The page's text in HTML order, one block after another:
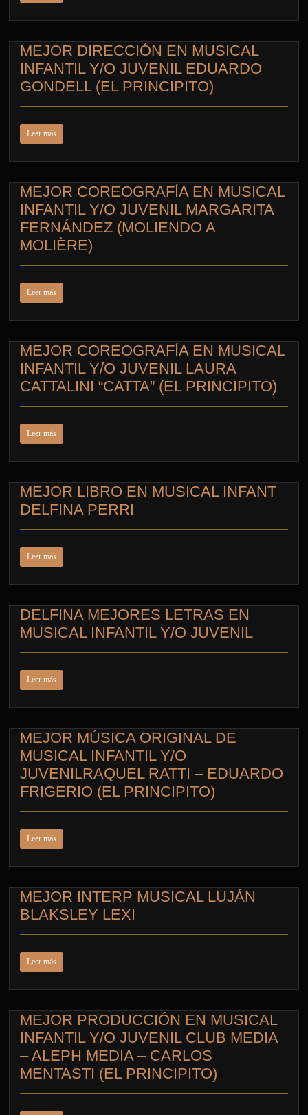
MEJOR DIRECCIÓN EN MUSICAL
INFANTIL Y/O JUVENIL EDUARDO
GONDELL (EL PRINCIPITO)
Leer más
MEJOR COREOGRAFÍA EN MUSICAL
INFANTIL Y/O JUVENIL MARGARITA
FERNÁNDEZ (MOLIENDO A
MOLIÈRE)
Leer más
MEJOR COREOGRAFÍA EN MUSICAL
INFANTIL Y/O JUVENIL LAURA
CATTALINI “CATTA” (EL PRINCIPITO)
Leer más
MEJOR LIBRO EN MUSICAL INFANT
DELFINA PERRI
Leer más
DELFINA MEJORES LETRAS EN
MUSICAL INFANTIL Y/O JUVENIL
Leer más
MEJOR MÚSICA ORIGINAL DE
MUSICAL INFANTIL Y/O
JUVENILRAQUEL RATTI – EDUARDO
FRIGERIO (EL PRINCIPITO)
Leer más
MEJOR INTERP MUSICAL LUJÁN
BLAKSLEY LEXI
Leer más
MEJOR PRODUCCIÓN EN MUSICAL
INFANTIL Y/O JUVENIL CLUB MEDIA
– ALEPH MEDIA – CARLOS
MENTASTI (EL PRINCIPITO)